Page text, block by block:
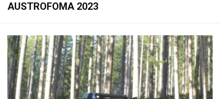
AUSTROFOMA 2023